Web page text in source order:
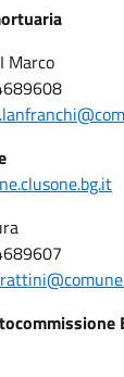
Marco